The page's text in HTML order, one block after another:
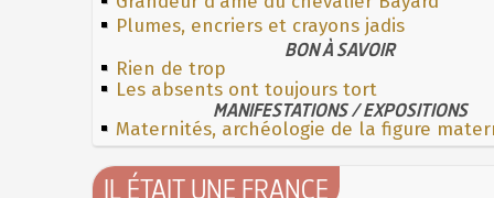
Plumes, encriers et crayons jadis
BON À SAVOIR
Rien de trop
Les absents ont toujours tort
MANIFESTATIONS / EXPOSITIONS
Maternités, archéologie de la figure
IL ÉTAIT UNE FRANCE